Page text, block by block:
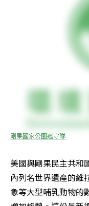
剛果國家公園巡守隊
美國與剛果民主共和
內列名世界遺產的維
象等大型哺乳動物的